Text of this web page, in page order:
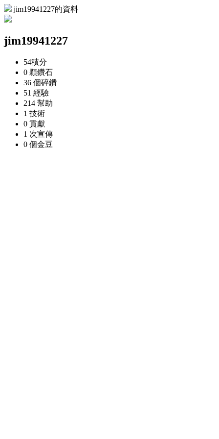
jim19941227的資料
jim19941227
54積分
0 顆鑽石
36 個碎鑽
51 經驗
214 幫助
1 技術
0 貢獻
1 次宣傳
0 個金豆